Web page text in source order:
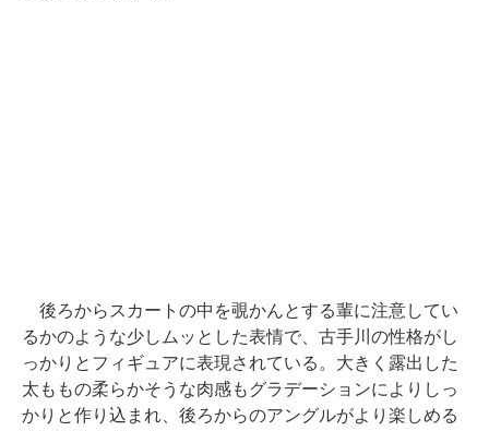
後ろからスカートの中を覗かんとする輩に注意してい
るかのような少しムッとした表情で、古手川の性格がし
っかりとフィギュアに表現されている。大きく露出した
太ももの柔らかそうな肉感もグラデーションによりしっ
かりと作り込まれ、後ろからのアングルがより楽しめる